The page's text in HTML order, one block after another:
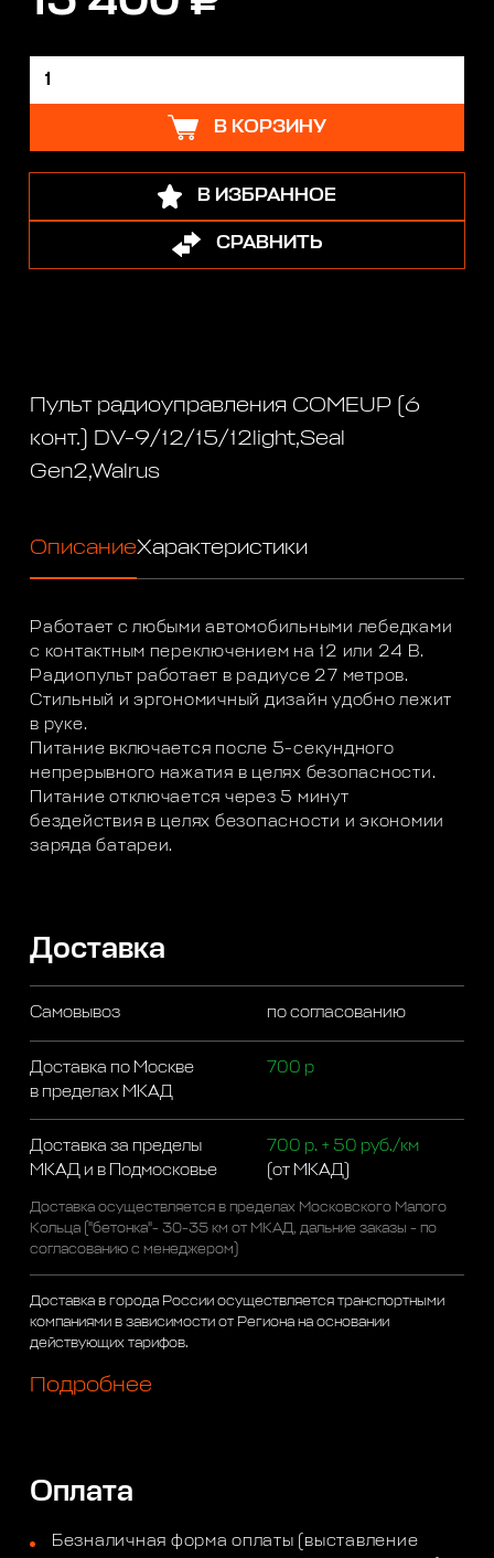
В КОРЗИНУ
В ИЗБРАННОЕ
СРАВНИТЬ
Пульт радиоуправления COMEUP (6
конт.) DV-9/12/15/12light,Seal
Gen2,Walrus
ОписаниеХарактеристики
Работает с любыми автомобильными лебедками
с контактным переключением на 12 или 24 В.
Радиопульт работает в радиусе 27 метров.
Стильный и эргономичный дизайн удобно лежит
в руке.
Питание включается после 5-секундного
непрерывного нажатия в целях безопасности.
Питание отключается через 5 минут
бездействия в целях безопасности и экономии
заряда батареи.
Доставка
Самовывоз по согласованию
Доставка по Москве
в пределах МКАД
700 р
Доставка за пределы
МКАД и в Подмосковье
700 р. + 50 руб./км
(от МКАД)
Доставка осуществляется в пределах Московского Малого
Кольца ("бетонка"- 30-35 км от МКАД, дальние заказы - по
согласованию с менеджером)
Доставка в города России осуществляется транспортными
компаниями в зависимости от Региона на основании
действующих тарифов.
Подробнее
Оплата
Безналичная форма оплаты (выставление